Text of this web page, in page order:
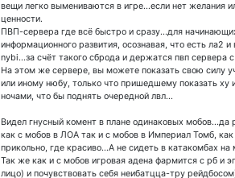
вещи легко вымениваются в игре...если нет желания
ценности.
ПВП-сервера где всё быстро и сразу...для
информационного развития, осознавая, что есть ла2
nybi...за счёт такого сброда и держатся пвп сервера
На этом же сервере, вы можете показать свою силу
или иному нюбу, только что пришедшему показать ху
ночами, что бы поднять очередной лвл...
Видел гнусный комент в плане одинаковых
как с мобов в ЛОА так и с мобов в Империал Томб,
прикольно, где красиво...А не сидеть в катакомбах
Так же как и с мобов игровая адена фармится с рб и
лицо) и почувствовать себя неибатцца-тру